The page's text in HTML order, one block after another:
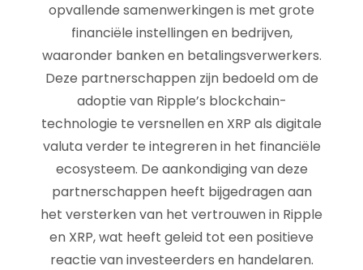
opvallende samenwerkingen is met grote
financiële instellingen en bedrijven,
waaronder banken en betalingsverwerkers.
Deze partnerschappen zijn bedoeld om de
adoptie van Ripple’s blockchain-
technologie te versnellen en XRP als digitale
valuta verder te integreren in het financiële
ecosysteem. De aankondiging van deze
partnerschappen heeft bijgedragen aan
het versterken van het vertrouwen in Ripple
en XRP, wat heeft geleid tot een positieve
reactie van investeerders en handelaren.